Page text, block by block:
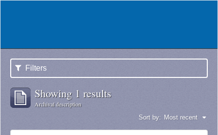
Filters
Showing 1 results
Archival description
Sort by: Most recent